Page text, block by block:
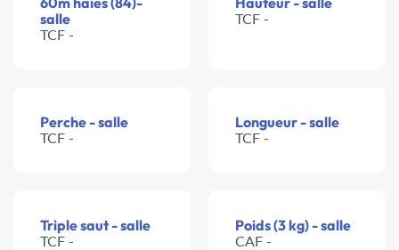
salle
TCF -
TCF -
Perche - salle
TCF -
Longueur - salle
TCF -
Triple saut - salle
TCF -
Poids (3 kg) - salle
CAF -